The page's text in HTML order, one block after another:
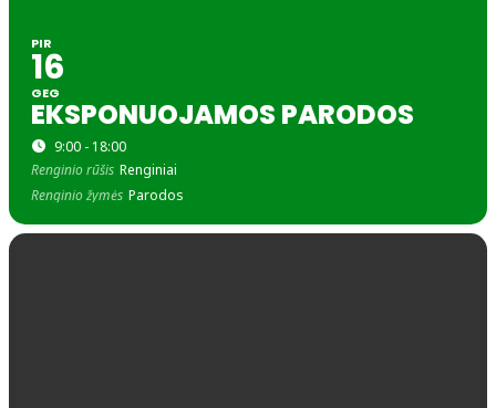
PIR
16
GEG
EKSPONUOJAMOS PARODOS
9:00 - 18:00
Renginio rūšis Renginiai
Renginio žymės Parodos